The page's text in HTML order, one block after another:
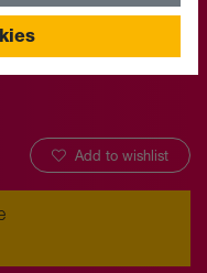
Add to wishlist